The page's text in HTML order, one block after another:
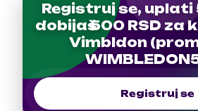
Registruj se, uplati
dobijaš 500 RSD za
Vimbldon
Registruj se